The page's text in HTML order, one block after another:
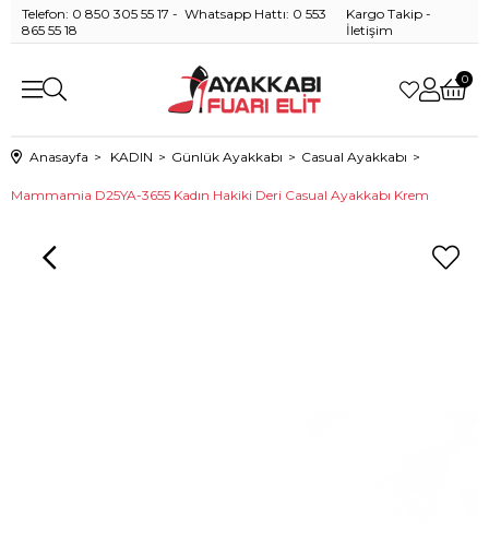
Telefon: 0 850 305 55 17 - Whatsapp Hattı: 0 553
865 55 18
Kargo Takip -
İletişim
0
Anasayfa KADIN Günlük Ayakkabı Casual Ayakkabı
Mammamia D25YA-3655 Kadın Hakiki Deri Casual Ayakkabı Krem